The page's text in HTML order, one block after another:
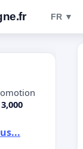
FR ▼
3,000